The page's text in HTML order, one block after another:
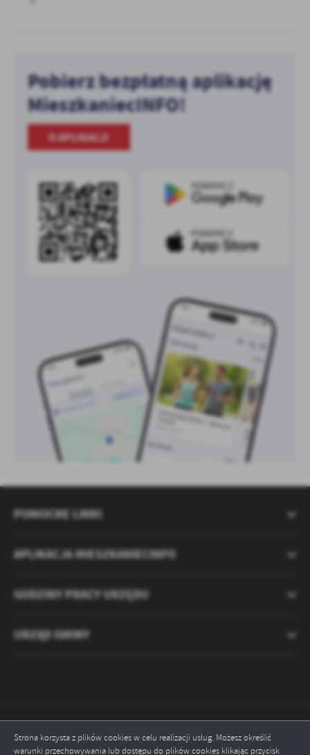
Strona korzysta z plików cookies w celu realizacji usług. Możesz określić
warunki przechowywania lub dostępu do plików cookies klikając przycisk
Pobierz bezpłatną aplikację
MieszkaniecINFO!
O APLIKACJI
POMOCNE LINKI
APLIKACJA MIESZKANIECINFO
GODZINY PRACY URZĘDU
URZĄD GMINY
Odwiedzin: 2121216